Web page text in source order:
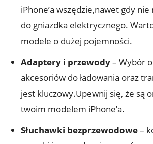
iPhone’a wszędzie,nawet gdy
do gniazdka ⁢elektrycznego.
modele o dużej pojemności.
Adaptery ‍i ‍przewody– Wybór
akcesoriów do ładowania oraz
‌jest kluczowy.Upewnij ‌się, że są​
twoim modelem iPhone’a.
Słuchawki ⁣bezprzewodowe​–